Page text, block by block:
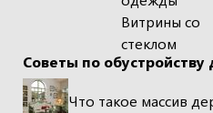
Витрины со
стеклом
Советы по обустройству
Что такое массив